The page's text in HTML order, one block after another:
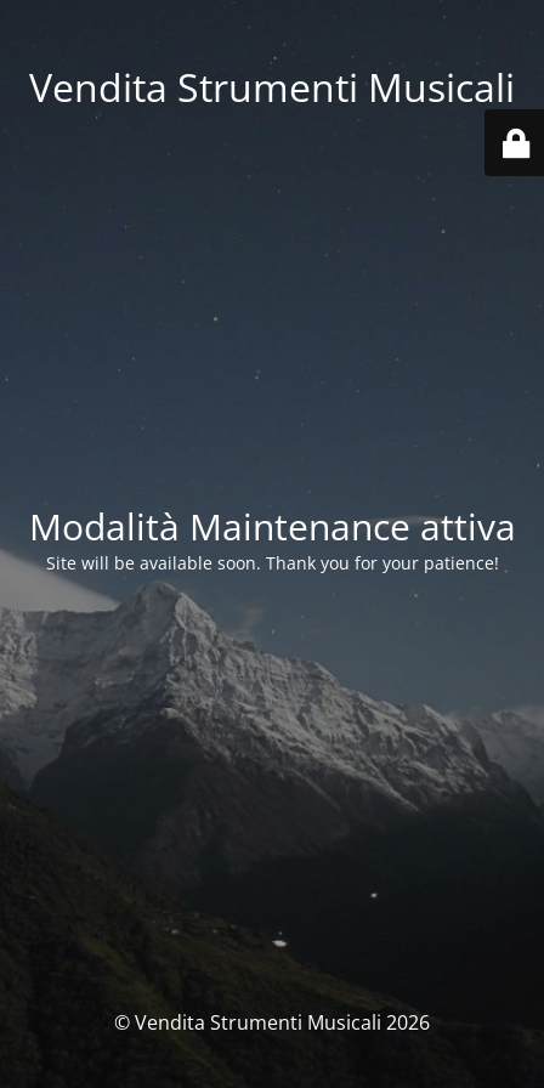
Vendita Strumenti Musicali
Modalità Maintenance attiva
Site will be available soon. Thank you for your patience!
© Vendita Strumenti Musicali 2026